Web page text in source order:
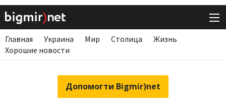
Главная Украина Мир Столица
Жизнь
Хорошие новости
Допомогти Bigmir)net